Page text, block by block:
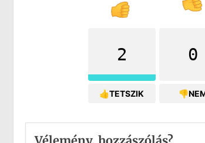
2
👍TETSZIK
0